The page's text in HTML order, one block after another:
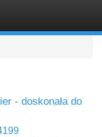
- doskonała do